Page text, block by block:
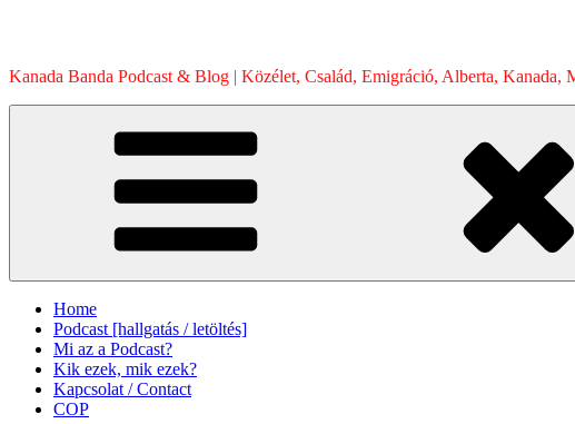
Kanada Banda Podcast & Blog | Közélet, Család, Emigráció, Alberta, Kanada,
Home
Podcast [hallgatás / letöltés]
Mi az a Podcast?
Kik ezek, mik ezek?
Kapcsolat / Contact
COP